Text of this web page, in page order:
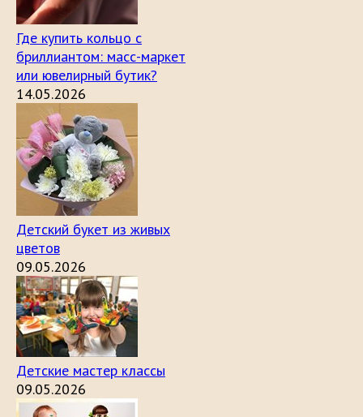
Где купить кольцо с
бриллиантом: масс-маркет
или ювелирный бутик?
14.05.2026
Детский букет из живых
цветов
09.05.2026
Детские мастер классы
09.05.2026